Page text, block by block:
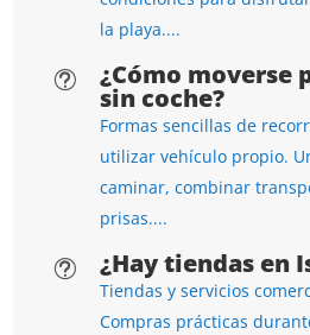
la playa....
t ¿Cómo moverse
sin coche?
Formas sencillas de
utilizar vehículo propio.
caminar, combinar
prisas....
t ¿Hay tiendas en
Tiendas y servicios
Compras prácticas